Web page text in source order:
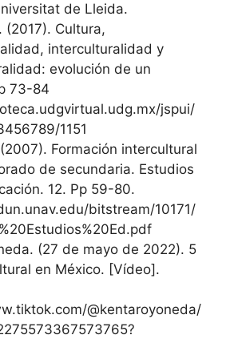
de Lleida.
(2017). Cultura,
interculturalidad y
evolución de un
73-84
jspui/
1151
Formación intercultural
de secundaria. Estudios
12. Pp 59-80.
bitstream/10171/
(27 de mayo de 2022). 5
en México. [Vídeo].
@kentaroyoneda/